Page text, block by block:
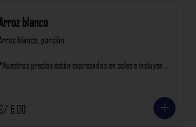
Arroz blanco
Arroz blanco, porción
*Nuestros precios están expresados en soles e incluyen
S/ 6.00